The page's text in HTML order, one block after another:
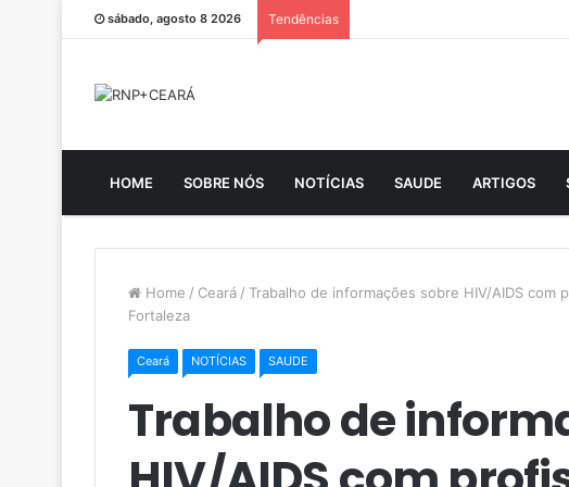
sábado, agosto 8 2026 Tendências
HOME SOBRE NÓS NOTÍCIAS SAUDE ARTIGOS
Home / Ceará / Trabalho de informações sobre HIV/AIDS com
Fortaleza
Ceará NOTÍCIAS SAUDE
Trabalho de